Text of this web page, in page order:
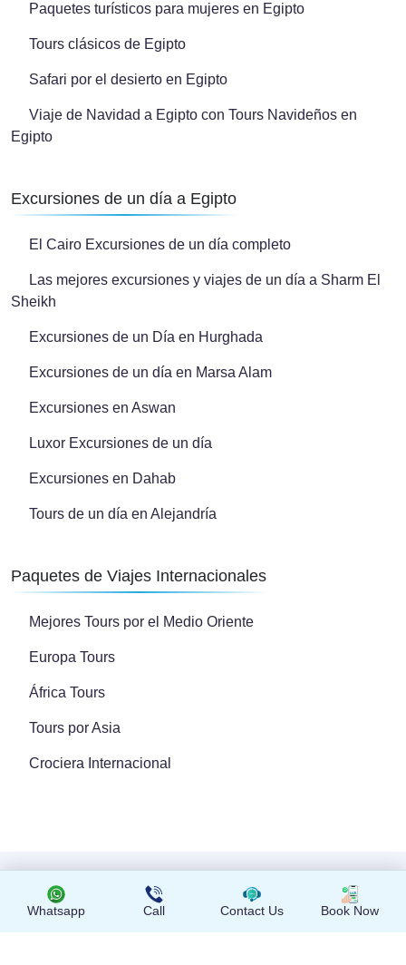
Whatsapp Call Contact Us Book Now
Paquetes turísticos para mujeres en Egipto
Tours clásicos de Egipto
Safari por el desierto en Egipto
Viaje de Navidad a Egipto con Tours Navideños en
Egipto
Excursiones de un día a Egipto
El Cairo Excursiones de un día completo
Las mejores excursiones y viajes de un día a Sharm El
Sheikh
Excursiones de un Día en Hurghada
Excursiones de un día en Marsa Alam
Excursiones en Aswan
Luxor Excursiones de un día
Excursiones en Dahab
Tours de un día en Alejandría
Paquetes de Viajes Internacionales
Mejores Tours por el Medio Oriente
Europa Tours
África Tours
Tours por Asia
Crociera Internacional